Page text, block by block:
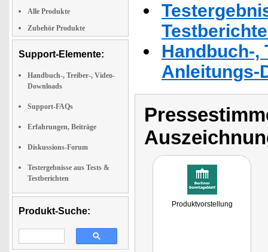
Alle Produkte
Zubehör Produkte
Support-Elemente:
Handbuch-, Treiber-, Video-
Downloads
Support-FAQs
Erfahrungen, Beiträge
Diskussions-Forum
Testergebnisse aus Tests &
Testberichten
Produkt-Suche:
Handbuch-,
Anleitungs-
Produktvorstellung